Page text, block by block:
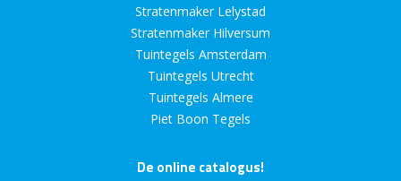
Stratenmaker Lelystad
Stratenmaker Hilversum
Tuintegels Amsterdam
Tuintegels Utrecht
Tuintegels Almere
Piet Boon Tegels
De online catalogus!